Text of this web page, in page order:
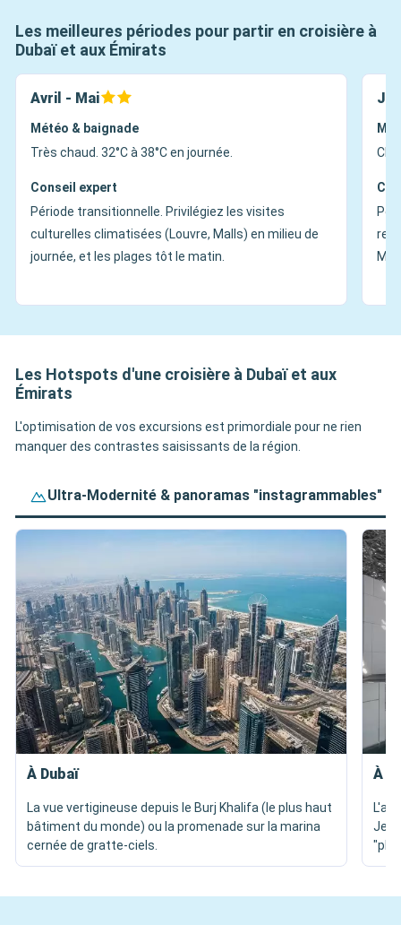
Les meilleures périodes pour partir en croisière à
Dubaï et aux Émirats
Avril - Mai
Météo & baignade
Très chaud. 32°C à 38°C en journée.
Conseil expert
Période transitionnelle. Privilégiez les visites
culturelles climatisées (Louvre, Malls) en milieu de
journée, et les plages tôt le matin.
Les Hotspots d'une croisière à Dubaï et aux
Émirats
L'optimisation de vos excursions est primordiale pour ne rien
manquer des contrastes saisissants de la région.
Ultra-Modernité & panoramas "instagrammables"
À Dubaï
La vue vertigineuse depuis le Burj Khalifa (le plus haut
bâtiment du monde) ou la promenade sur la marina
cernée de gratte-ciels.
À